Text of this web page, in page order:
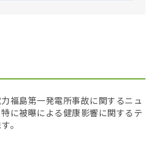
福島第一発電所事故に関するニュ
に被曝による健康影響に関するテ
。